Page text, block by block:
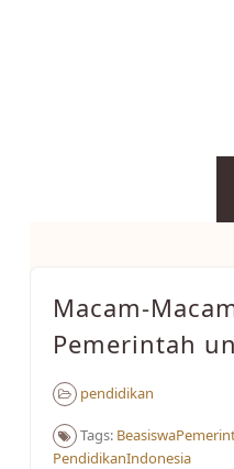
Macam-
Pemerintah
pendidikan
Tags:
PendidikanIndonesia